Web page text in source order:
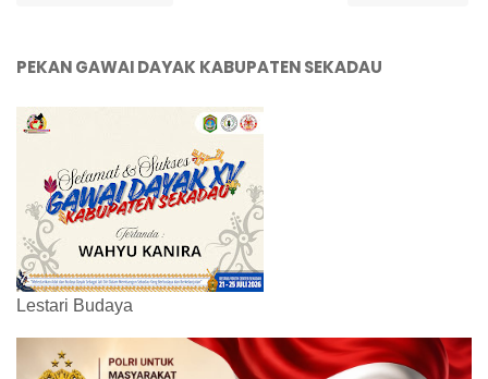
PEKAN GAWAI DAYAK KABUPATEN SEKADAU
Lestari Budaya